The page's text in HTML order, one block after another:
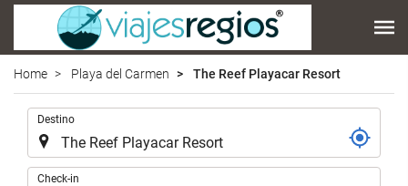
Home Playa del Carmen The Reef Playacar Resort
Destino
Check-in